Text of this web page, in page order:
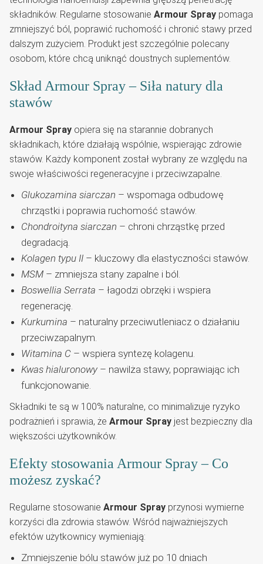
składników. Regularne stosowanie Armour Spray pomaga
zmniejszyć ból, poprawić ruchomość i chronić stawy przed
dalszym zużyciem. Produkt jest szczególnie polecany
osobom, które chcą uniknąć doustnych suplementów.
Skład Armour Spray – Siła natury dla
stawów
Armour Spray opiera się na starannie dobranych
składnikach, które działają wspólnie, wspierając zdrowie
stawów. Każdy komponent został wybrany ze względu na
swoje właściwości regeneracyjne i przeciwzapalne.
Glukozamina siarczan – wspomaga odbudowę
chrząstki i poprawia ruchomość stawów.
Chondroityna siarczan – chroni chrząstkę przed
degradacją.
Kolagen typu II – kluczowy dla elastyczności stawów.
MSM – zmniejsza stany zapalne i ból.
Boswellia Serrata – łagodzi obrzęki i wspiera
regenerację.
Kurkumina – naturalny przeciwutleniacz o działaniu
przeciwzapalnym.
Witamina C – wspiera syntezę kolagenu.
Kwas hialuronowy – nawilża stawy, poprawiając ich
funkcjonowanie.
Składniki te są w 100% naturalne, co minimalizuje ryzyko
podrażnień i sprawia, że Armour Spray jest bezpieczny dla
większości użytkowników.
Efekty stosowania Armour Spray – Co
możesz zyskać?
Regularne stosowanie Armour Spray przynosi wymierne
korzyści dla zdrowia stawów. Wśród najważniejszych
efektów użytkownicy wymieniają:
Zmniejszenie bólu stawów już po 10 dniach